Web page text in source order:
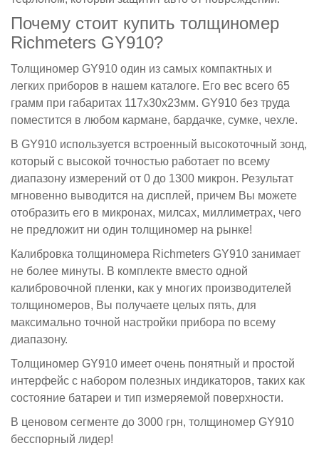
Почему стоит купить толщиномер
Richmeters GY910?
Толщиномер GY910 один из самых компактных и
легких приборов в нашем каталоге. Его вес всего 65
грамм при габаритах 117х30х23мм. GY910 без труда
поместится в любом кармане, бардачке, сумке, чехле.
В GY910 используется встроенный высокоточный зонд,
который с высокой точностью работает по всему
диапазону измерений от 0 до 1300 микрон. Результат
мгновенно выводится на дисплей, причем Вы можете
отобразить его в микронах, милсах, миллиметрах, чего
не предложит ни один толщиномер на рынке!
Калибровка толщиномера Richmeters GY910 занимает
не более минуты. В комплекте вместо одной
калибровочной пленки, как у многих производителей
толщиномеров, Вы получаете целых пять, для
максимально точной настройки прибора по всему
диапазону.
Толщиномер GY910 имеет очень понятный и простой
интерфейс с набором полезных индикаторов, таких как
состояние батареи и тип измеряемой поверхности.
В ценовом сегменте до 3000 грн, толщиномер GY910
бесспорный лидер!